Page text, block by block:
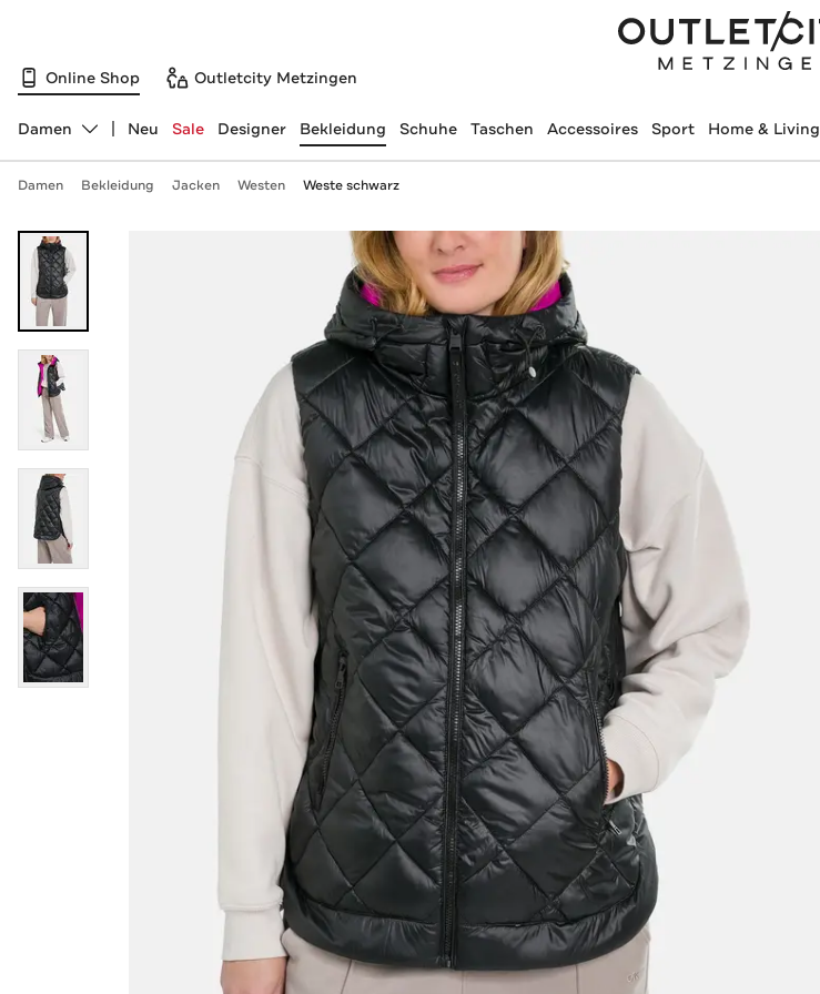
Online Shop Outletcity Metzingen
Abteilung ändern, ausgewählt:
Damen Neu Sale Designer Bekleidung Schuhe Taschen Accessoires Sport Home & Living
Damen Bekleidung Jacken Westen Weste schwarz